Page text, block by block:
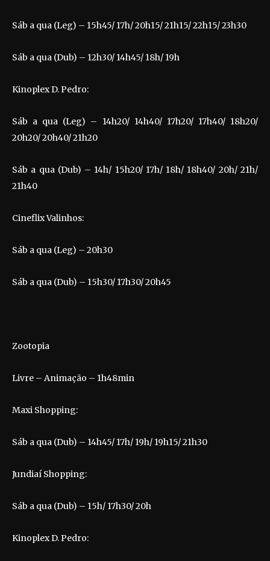
Sáb a qua (Leg) – 15h45/ 17h/ 20h15/ 21h15/ 22h15/ 23h30
Sáb a qua (Dub) – 12h30/ 14h45/ 18h/ 19h
Kinoplex D. Pedro:
Sáb a qua (Leg) – 14h20/ 14h40/ 17h20/ 17h40/ 18h20/
20h20/ 20h40/ 21h20
Sáb a qua (Dub) – 14h/ 15h20/ 17h/ 18h/ 18h40/ 20h/ 21h/
21h40
Cineflix Valinhos:
Sáb a qua (Leg) – 20h30
Sáb a qua (Dub) – 15h30/ 17h30/ 20h45
Zootopia
Livre – Animação – 1h48min
Maxi Shopping:
Sáb a qua (Dub) – 14h45/ 17h/ 19h/ 19h15/ 21h30
Jundiaí Shopping:
Sáb a qua (Dub) – 15h/ 17h30/ 20h
Kinoplex D. Pedro: